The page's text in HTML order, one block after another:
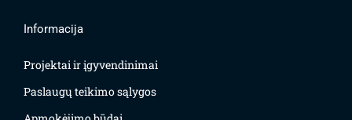
Informacija
Projektai ir įgyvendinimai
Paslaugų teikimo sąlygos